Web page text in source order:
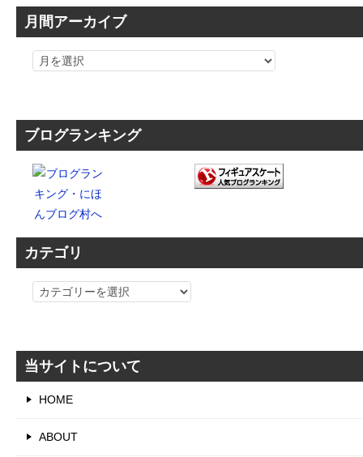
月間アーカイブ
ブログランキング
カテゴリ
カ
リ
当サイトについて
HOME
ABOUT